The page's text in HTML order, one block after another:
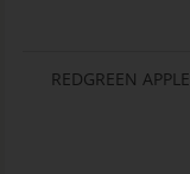
REDGREEN